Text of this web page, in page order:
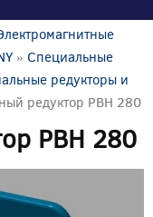
» Специальные
редукторы и
редуктор PBH 280
PBH 280